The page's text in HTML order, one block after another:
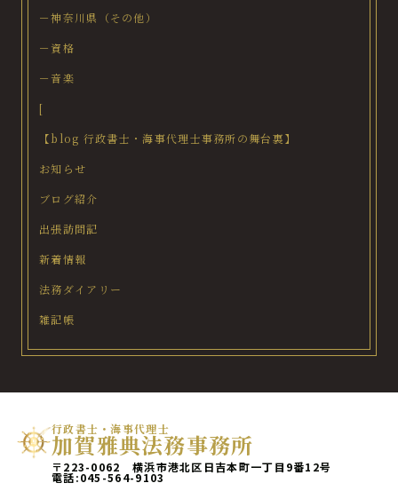
－神奈川県（その他）
－資格
－音楽
[
【blog 行政書士・海事代理士事務所の舞台裏】
お知らせ
ブログ紹介
出張訪問記
新着情報
法務ダイアリー
雑記帳
行政書士・海事代理士
加賀雅典法務事務所
〒223-0062 横浜市港北区日吉本町一丁目9番12号
電話:045-564-9103